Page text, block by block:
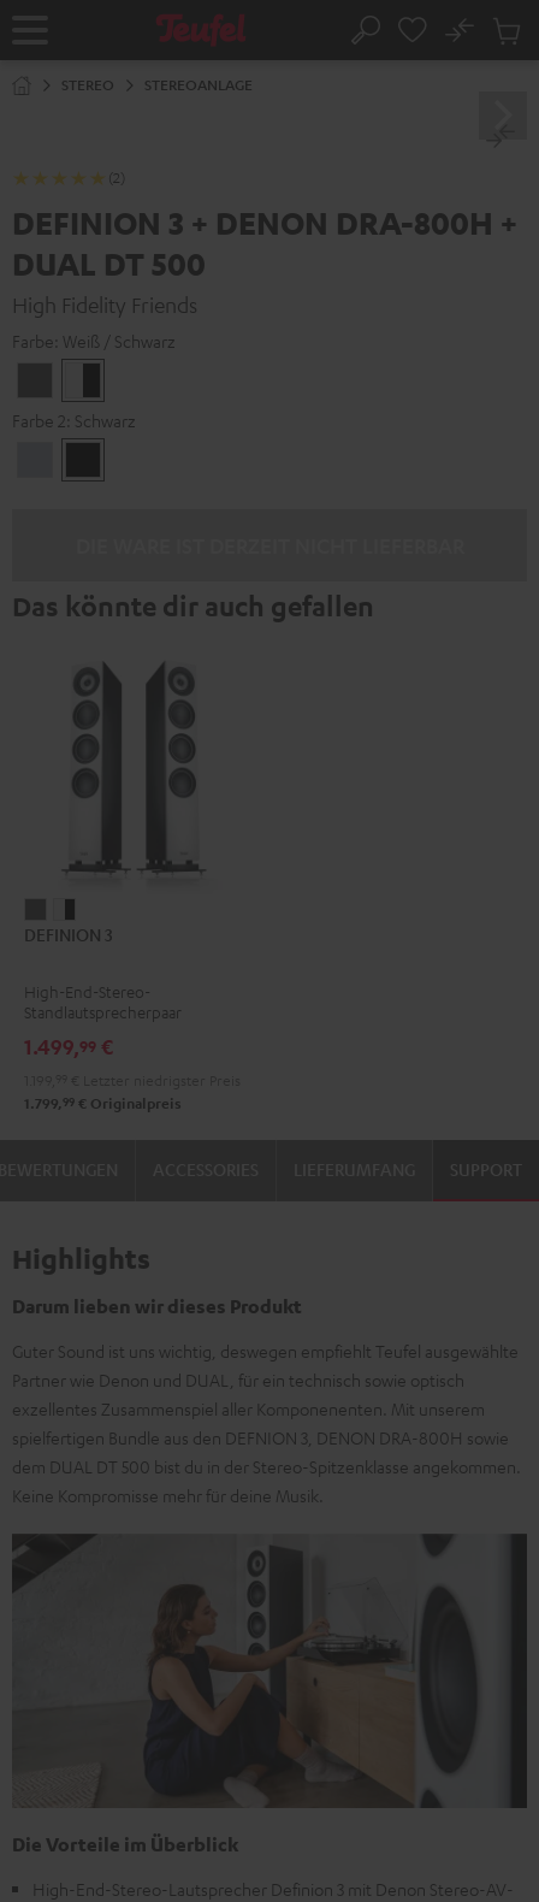
Startseite Suche
No
STEREO STEREOANLAGE
(2)
DEFINION 3 + DENON DRA-800H +
DUAL DT 500
High Fidelity Friends
Farbe: Weiß / Schwarz
/
Schwarz
Farbe 2: Schwarz
Silber
Das könnte dir auch gefallen
3
3
/
Schwarz
DEFINION 3
High-End-Stereo-
Standlautsprecherpaar
1.499,99 €
1.799, 99 € Originalpreis
SUPPORT
Highlights
Darum lieben wir dieses Produkt
Guter Sound ist uns wichtig, deswegen empfiehlt Teufel ausgewählte
Partner wie Denon und DUAL, für ein technisch sowie optisch
exzellentes Zusammenspiel aller Komponenenten. Mit unserem
spielfertigen Bundle aus den DEFNION 3, DENON DRA-800H sowie
dem DUAL DT 500 bist du in der Stereo-Spitzenklasse angekommen.
Keine Kompromisse mehr für deine Musik.
Die Vorteile im Überblick
High-End-Stereo-Lautsprecher Definion 3 mit Denon Stereo-AV-